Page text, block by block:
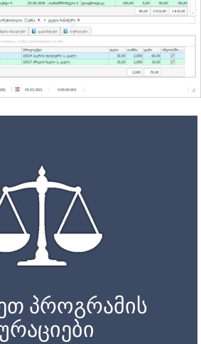
პროგრამის